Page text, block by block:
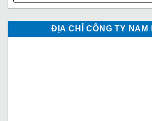
ĐỊA CHỈ CÔNG TY NAM